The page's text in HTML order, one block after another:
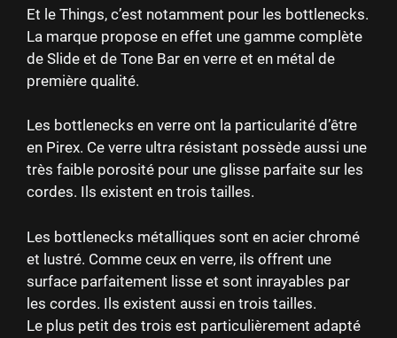
Et le Things, c’est notamment pour les bottlenecks.
La marque propose en effet une gamme complète
de Slide et de Tone Bar en verre et en métal de
première qualité.
Les bottlenecks en verre ont la particularité d’être
en Pirex. Ce verre ultra résistant possède aussi une
très faible porosité pour une glisse parfaite sur les
cordes. Ils existent en trois tailles.
Les bottlenecks métalliques sont en acier chromé
et lustré. Comme ceux en verre, ils offrent une
surface parfaitement lisse et sont inrayables par
les cordes. Ils existent aussi en trois tailles.
Le plus petit des trois est particulièrement adapté